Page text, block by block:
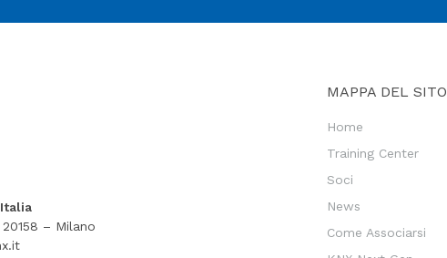
– Milano
MAPPA DEL SITO
Home
Training Center
Soci
News
Come Associarsi